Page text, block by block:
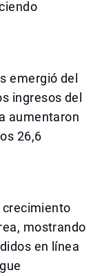
emergió del
ingresos del
aumentaron
26,6
crecimiento
mostrando
en línea